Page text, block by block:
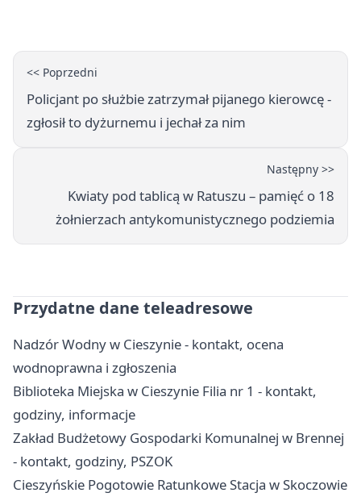
<< Poprzedni
Policjant po służbie zatrzymał pijanego kierowcę -
zgłosił to dyżurnemu i jechał za nim
Następny >>
Kwiaty pod tablicą w Ratuszu – pamięć o 18
żołnierzach antykomunistycznego podziemia
Przydatne dane teleadresowe
Nadzór Wodny w Cieszynie - kontakt, ocena
wodnoprawna i zgłoszenia
Biblioteka Miejska w Cieszynie Filia nr 1 - kontakt,
godziny, informacje
Zakład Budżetowy Gospodarki Komunalnej w Brennej
- kontakt, godziny, PSZOK
Cieszyńskie Pogotowie Ratunkowe Stacja w Skoczowie